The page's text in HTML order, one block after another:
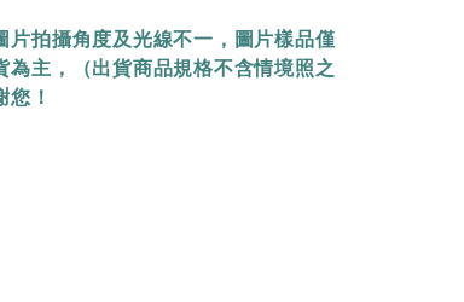
片拍攝角度及光線不一，圖片樣品僅
為主，（出貨商品規格不含情境照之
！